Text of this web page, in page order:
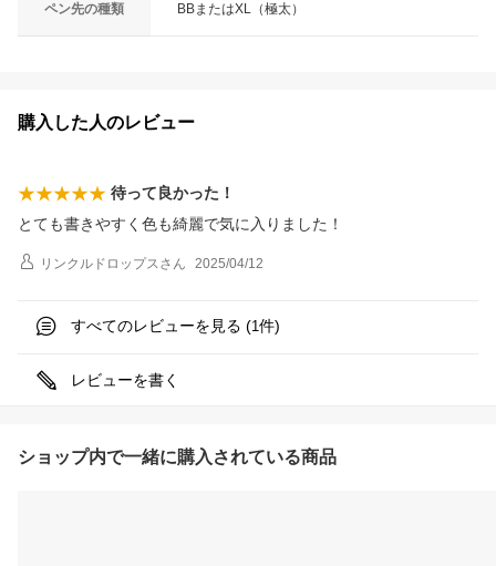
ペン先の種類 BBまたはXL（極太）
購入した人のレビュー
待って良かった！
とても書きやすく色も綺麗で気に入りました！
リンクルドロップスさん 2025/04/12
すべてのレビューを見る (1件)
レビューを書く
ショップ内で一緒に購入されている商品